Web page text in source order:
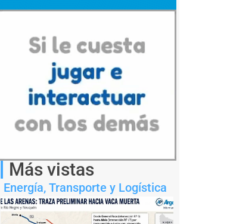
Más vistas
Energía, Transporte y Logística